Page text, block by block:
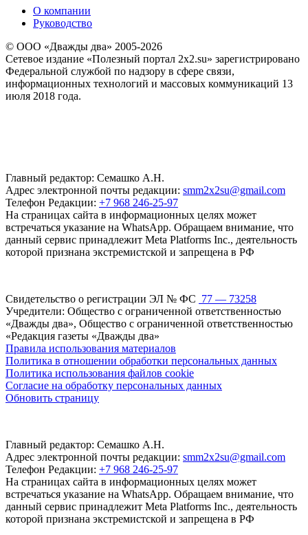
О компании
Руководство
© ООО «Дважды два» 2005-2026
Сетевое издание «Полезный портал 2x2.su» зарегистрировано
Федеральной службой по надзору в сфере связи,
информационных технологий и массовых коммуникаций 13
июля 2018 года.
Главный редактор: Семашко А.Н.
Адрес электронной почты редакции: smm2x2su@gmail.com
Телефон Редакции: +7 968 246-25-97
На страницах сайта в информационных целях может
встречаться указание на WhatsApp. Обращаем внимание, что
данный сервис принадлежит Meta Platforms Inc., деятельность
которой признана экстремистской и запрещена в РФ
Свидетельство о регистрации ЭЛ № ФС 77 — 73258
Учредители: Общество с ограниченной ответственностью
«Дважды два», Общество с ограниченной ответственностью
«Редакция газеты «Дважды два»
Правила использования материалов
Политика в отношении обработки персональных данных
Политика использования файлов cookie
Согласие на обработку персональных данных
Обновить страницу
Главный редактор: Семашко А.Н.
Адрес электронной почты редакции: smm2x2su@gmail.com
Телефон Редакции: +7 968 246-25-97
На страницах сайта в информационных целях может
встречаться указание на WhatsApp. Обращаем внимание, что
данный сервис принадлежит Meta Platforms Inc., деятельность
которой признана экстремистской и запрещена в РФ